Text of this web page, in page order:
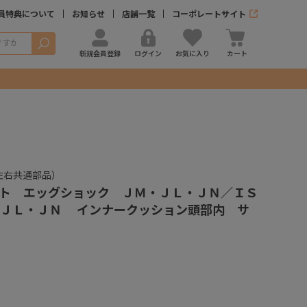
特典について お知らせ 店舗一覧 コーポレートサイト
検索
新規会員登録 ログイン お気に入り カート
共通部品）
エッグショック ＪＭ・ＪＬ・ＪＮ／ＩＳ
Ｌ・ＪＮ インナークッション頭部内 サ